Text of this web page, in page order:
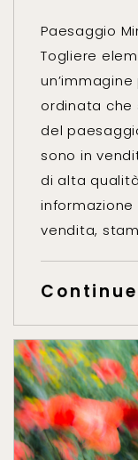
Paesaggio
Togliere
ordinata che
del
sono in
di alta
informazione
vendita,